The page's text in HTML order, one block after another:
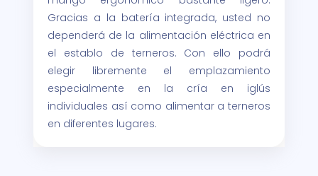
Gracias a la batería integrada, usted no
dependerá de la alimentación eléctrica en
el establo de terneros. Con ello podrá
elegir libremente el emplazamiento
especialmente en la cría en iglús
individuales así como alimentar a terneros
en diferentes lugares.